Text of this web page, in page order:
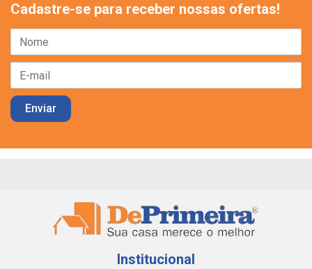
Cadastre-se para receber nossas ofertas!
Institucional